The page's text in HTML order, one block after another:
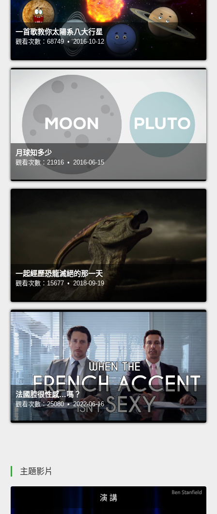
一首歌教你太陽系八大行星
觀看次數：68749 • 2016-10-12
月球知多少
觀看次數：21916 • 2016-06-15
一起經歷恐龍滅絕的那一天
觀看次數：15677 • 2018-09-19
法國腔很性感…嗎？
觀看次數：25080 • 2022-06-16
主題影片
演 講